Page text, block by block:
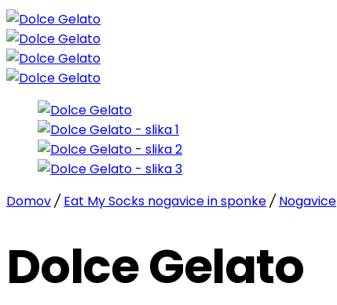
Domov/ Eat My Socks nogavice in sponke/ Nogavice
Dolce Gelato